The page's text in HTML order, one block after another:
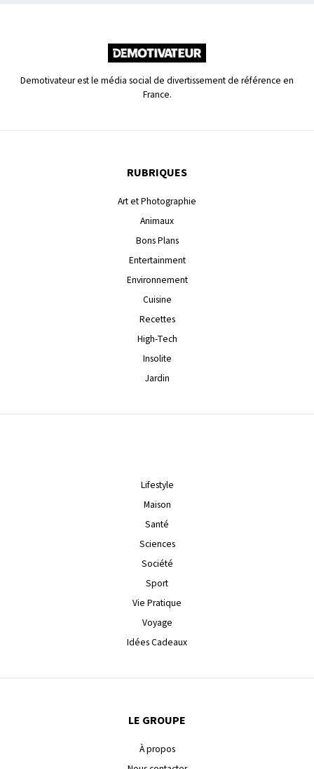
Demotivateur est le média social de divertissement de référence en
France.
RUBRIQUES
Art et Photographie
Animaux
Bons Plans
Entertainment
Environnement
Cuisine
Recettes
High-Tech
Insolite
Jardin
Lifestyle
Maison
Santé
Sciences
Société
Sport
Vie Pratique
Voyage
Idées Cadeaux
LE GROUPE
À propos